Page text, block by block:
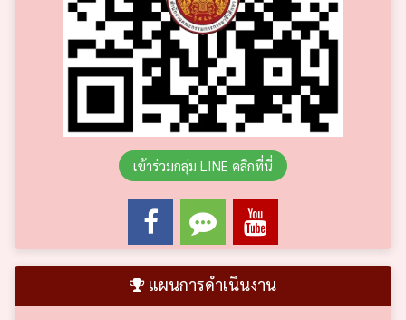
เข้าร่วมกลุ่ม LINE คลิกที่นี่
แผนการดำเนินงาน